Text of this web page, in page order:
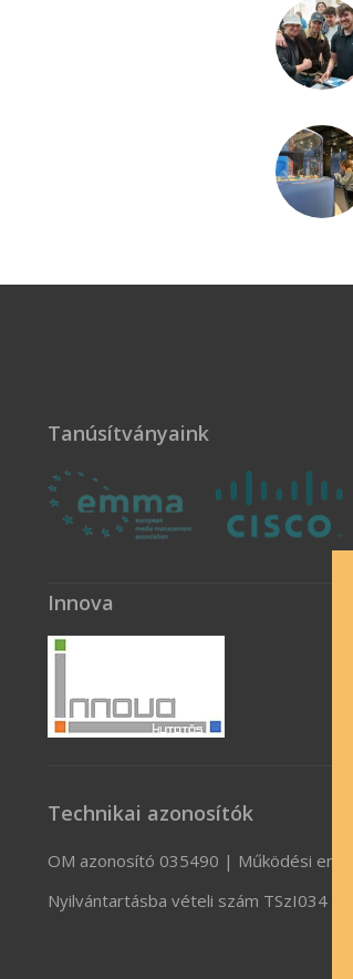
Tanúsítványaink
Innova
Technikai azonosítók
OM azonosító 035490 | Működési
Nyilvántartásba vételi szám TSzI034